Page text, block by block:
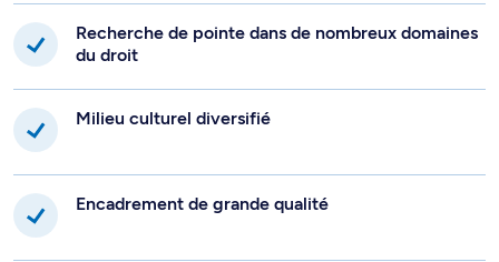
Recherche de pointe dans de nombreux domaines
du droit
Milieu culturel diversifié
Encadrement de grande qualité